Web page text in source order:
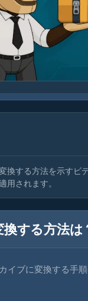
換方法
換する方法を示す
用されます。
する方法は
イブに変換する手順